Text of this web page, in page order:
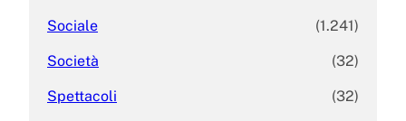
Sociale (1.241)
Società (32)
Spettacoli (32)